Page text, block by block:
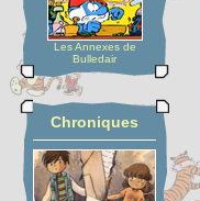
Les Annexes de
Bulledair
Chroniques